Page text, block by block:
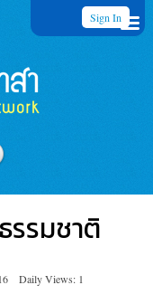
Sign In
รรมชาติ
Daily Views: 1